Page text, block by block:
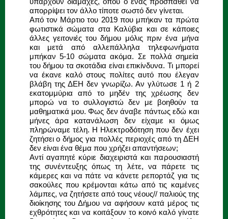
απορρίψει τον άλλο τίποτε σωστό δεν γίνεται.
Από τον Μάρτιο του 2019 που μπήκαν τα πρώτα
φωτιστικά σώματα στα Καλύβια και σε κάποιες
άλλες γειτονιές του δήμου μόλις πριν ένα μήνα
και μετά από αλλεπάλληλα τηλεφωνήματα
μπήκαν 5-10 σώματα ακόμα. Σε πολλά σημεία
του δήμου τα σκοτάδια είναι επικίνδυνα. Τι μπορεί
να έκανε καλό στους πολίτες αυτό που έλεγαν
βλάβη της ΔΕΗ δεν γνωρίζω. Αν γλύτωσε 1 ή 2
εκατομμύρια από το μηδέν της χρέωσης δεν
μπορώ να το συλλογιστώ δεν με βοηθούν τα
μαθηματικά μου. Φως δεν άναβε πάντως εδώ και
μήνες άρα κατανάλωση δεν είχαμε κι όμως
πληρώναμε τέλη. Η Ηλεκτροδότηση που δεν έχει
ζητήσει ο δήμος για πολλές περιοχές από τη ΔΕΗ
δεν είναι ένα θέμα που χρήζει απαντήσεων;
Αντί αγαπητέ κύριε διαχειριστά και παρουσιαστή
της συνέντευξης όπως τη λέτε, να πάρετε τις
κάμερες και να πάτε να κάνετε ρεπορτάζ για τις
σακούλες που κρέμονται κάτω από τις καμένες
λάμπες, να ζητήσετε από τους νέους// παλιούς της
διοίκησης του Δήμου να αφήσουν κατά μέρος τις
εχθρότητες και να κοιτάξουν το κοινό καλό γίνατε